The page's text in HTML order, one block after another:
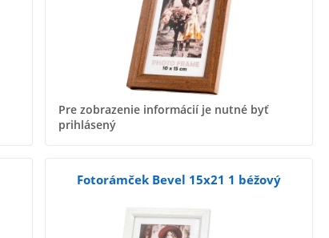
Pre zobrazenie informácií je nutné byť
prihlásený
Fotorámček Bevel 15x21 1 béžový